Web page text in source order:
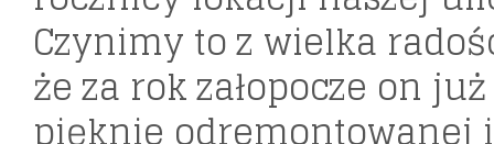
Czynimy to z wielka
że za rok załopocze on